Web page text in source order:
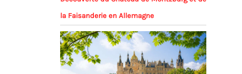
la Faisanderie en Allemagne